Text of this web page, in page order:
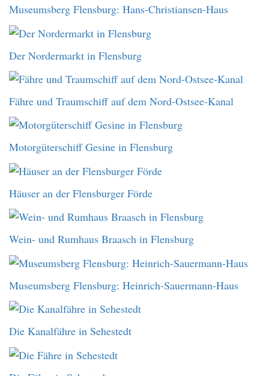
Museumsberg Flensburg: Hans-Christiansen-Haus
Der Nordermarkt in Flensburg
Fähre und Traumschiff auf dem Nord-Ostsee-Kanal
Motorgüterschiff Gesine in Flensburg
Häuser an der Flensburger Förde
Wein- und Rumhaus Braasch in Flensburg
Museumsberg Flensburg: Heinrich-Sauermann-Haus
Die Kanalfähre in Sehestedt